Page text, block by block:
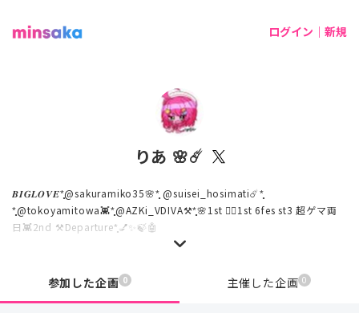
ログイン｜新規
りあ 🌸☄️
𝑩𝑰𝑮𝑳𝑶𝑽𝑬*̩̩̥@sakuramiko35🌸*̩̩̥ @suisei_hosimati☄️*̩̩̥
*̩̩̥@tokoyamitowa👾*̩̩̥@AZKi_VDIVA⚒️*̩̩̥🌸1st 🏴‍☠️1st 6fes st3 超ゲマ両
日👾2nd ⚒️Departure*̩̩̥💅✨🍃🤖
参加した企画 0 主催した企画 0